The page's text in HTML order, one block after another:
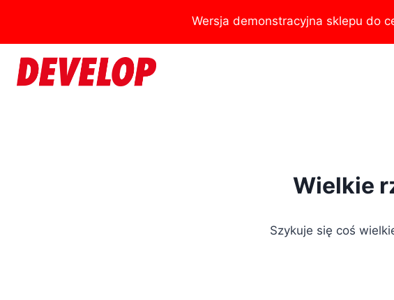
treści
Wersja demonstracyjna sklepu do
Wielkie
Szykuje się coś